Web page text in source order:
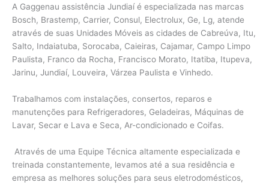
A Gaggenau assistência Jundiaí é especializada nas marcas
Bosch, Brastemp, Carrier, Consul, Electrolux, Ge, Lg, atende
através de suas Unidades Móveis as cidades de Cabreúva, Itu,
Salto, Indaiatuba, Sorocaba, Caieiras, Cajamar, Campo Limpo
Paulista, Franco da Rocha, Francisco Morato, Itatiba, Itupeva,
Jarinu, Jundiaí, Louveira, Várzea Paulista e Vinhedo.
Trabalhamos com instalações, consertos, reparos e
manutenções para Refrigeradores, Geladeiras, Máquinas de
Lavar, Secar e Lava e Seca, Ar-condicionado e Coifas.
Através de uma Equipe Técnica altamente especializada e
treinada constantemente, levamos até a sua residência e
empresa as melhores soluções para seus eletrodomésticos,